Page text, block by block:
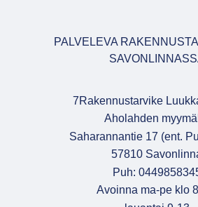
PALVELEVA
7Rakennustarvike
Aholahden
Saharannantie 17 (ent.
57810
Puh:
Avoinna ma-pe klo